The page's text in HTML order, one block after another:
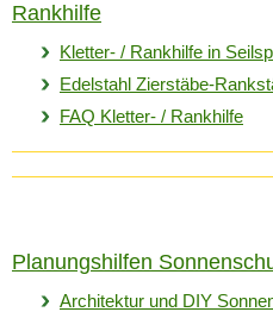
Rankhilfe
Kletter- / Rankhilfe in
Edelstahl Zierstäbe-
FAQ Kletter- / Rankhilfe
Planungshilfen
Architektur und DIY